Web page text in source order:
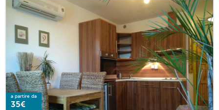
a partire da
35€